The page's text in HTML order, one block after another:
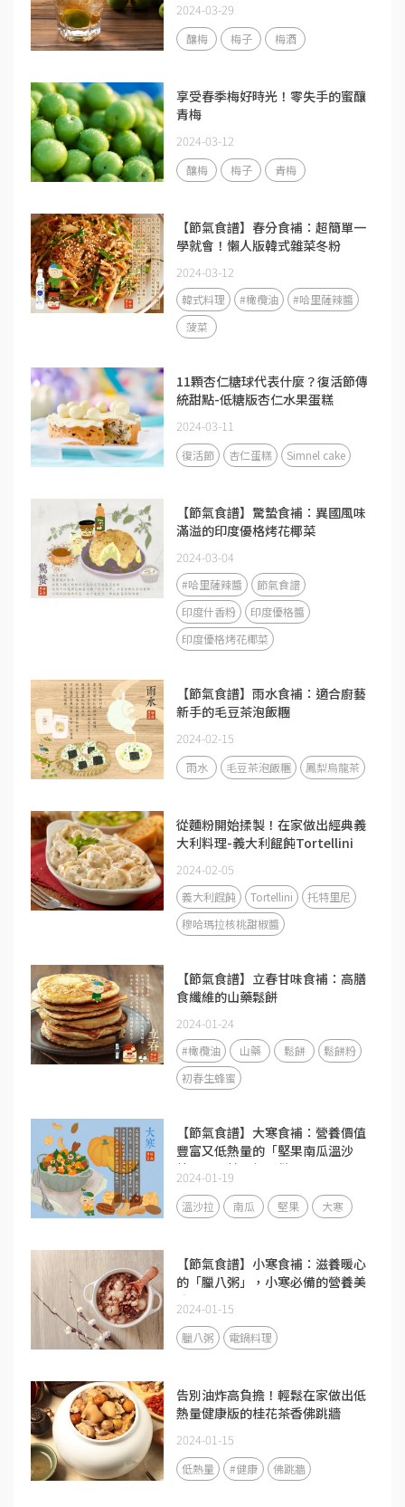
2024-03-29
釀梅 梅子 梅酒
享受春季梅好時光！零失手的蜜釀
青梅
2024-03-12
釀梅 梅子 青梅
【節氣食譜】春分食補：超簡單一
學就會！懶人版韓式雜菜冬粉
2024-03-12
韓式料理 #橄欖油
#哈里薩辣醬
菠菜
11顆杏仁糖球代表什麼？復活節傳
統甜點-低糖版杏仁水果蛋糕
2024-03-11
復活節 杏仁蛋糕 Simnel cake
【節氣食譜】驚蟄食補：異國風味
滿溢的印度優格烤花椰菜
2024-03-04
#哈里薩辣醬
節氣食譜
印度什香粉
印度優格醬
印度優格烤花椰菜
【節氣食譜】雨水食補：適合廚藝
新手的毛豆茶泡飯糰
2024-02-15
雨水 毛豆茶泡飯糰 鳳梨烏龍茶
從麵粉開始揉製！在家做出經典義
大利料理-義大利餛飩Tortellini
2024-02-05
義大利餛飩 Tortellini
托特里尼
穆哈瑪拉核桃甜椒醬
【節氣食譜】立春甘味食補：高膳
食纖維的山藥鬆餅
2024-01-24
#橄欖油 山藥 鬆餅
鬆餅粉
初春生蜂蜜
【節氣食譜】大寒食補：營養價值
豐富又低熱量的「堅果南瓜溫沙
拉」，零技巧輕鬆做！
2024-01-19
溫沙拉 南瓜 堅果 大寒
【節氣食譜】小寒食補：滋養暖心
的「臘八粥」，小寒必備的營養美
味
2024-01-15
臘八粥 電鍋料理
告別油炸高負擔！輕鬆在家做出低
熱量健康版的桂花茶香佛跳牆
2024-01-15
低熱量 #健康 佛跳牆